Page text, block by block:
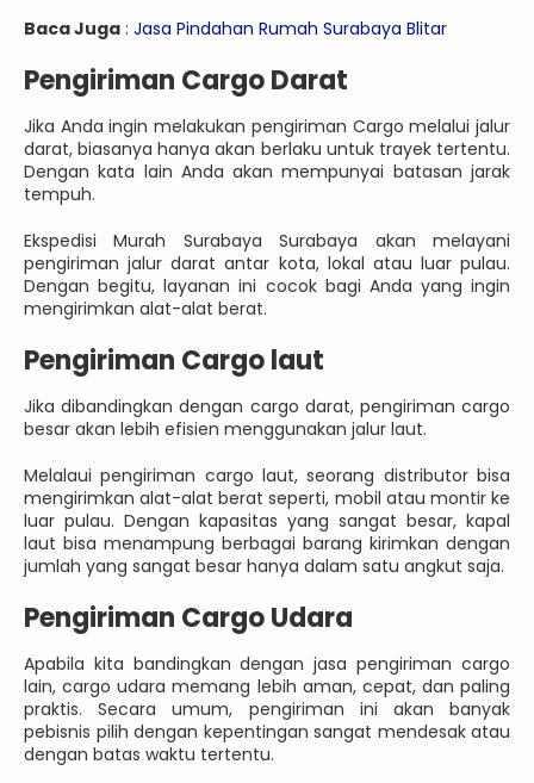
Baca Juga : Jasa Pindahan Rumah Surabaya Blitar
Pengiriman Cargo Darat
Jika Anda ingin melakukan pengiriman Cargo melalui jalur
darat, biasanya hanya akan berlaku untuk trayek tertentu.
Dengan kata lain Anda akan mempunyai batasan jarak
tempuh.
Ekspedisi Murah Surabaya Surabaya akan melayani
pengiriman jalur darat antar kota, lokal atau luar pulau.
Dengan begitu, layanan ini cocok bagi Anda yang ingin
mengirimkan alat-alat berat.
Pengiriman Cargo laut
Jika dibandingkan dengan cargo darat, pengiriman cargo
besar akan lebih efisien menggunakan jalur laut.
Melalaui pengiriman cargo laut, seorang distributor bisa
mengirimkan alat-alat berat seperti, mobil atau montir ke
luar pulau. Dengan kapasitas yang sangat besar, kapal
laut bisa menampung berbagai barang kirimkan dengan
jumlah yang sangat besar hanya dalam satu angkut saja.
Pengiriman Cargo Udara
Apabila kita bandingkan dengan jasa pengiriman cargo
lain, cargo udara memang lebih aman, cepat, dan paling
praktis. Secara umum, pengiriman ini akan banyak
pebisnis pilih dengan kepentingan sangat mendesak atau
dengan batas waktu tertentu.